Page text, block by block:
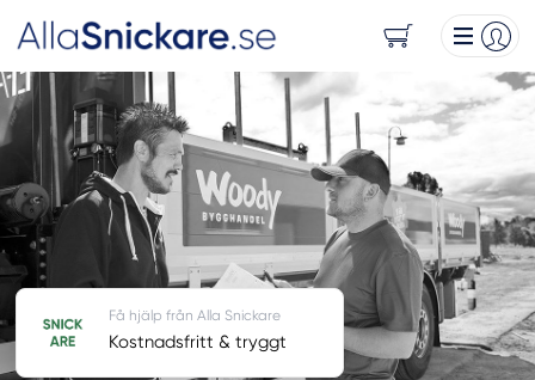
Få hjälp från Alla Snickare
Kostnadsfritt & tryggt